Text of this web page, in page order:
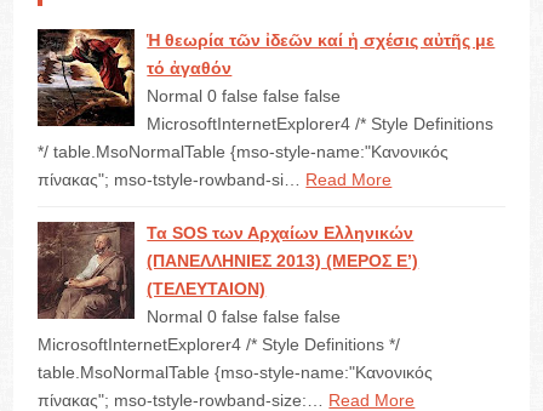
Ἡ θεωρία τῶν ἰδεῶν καί ἡ σχέσις αὐτῆς με
τό ἀγαθόν
Normal 0 false false false
MicrosoftInternetExplorer4 /* Style Definitions
*/ table.MsoNormalTable {mso-style-name:"Κανονικός
πίνακας"; mso-tstyle-rowband-si…
Read More
Τα SOS των Αρχαίων Ελληνικών
(ΠΑΝΕΛΛΗΝΙΕΣ 2013) (ΜΕΡΟΣ Ε’)
(ΤΕΛΕΥΤΑΙΟΝ)
Normal 0 false false false
MicrosoftInternetExplorer4 /* Style Definitions */
table.MsoNormalTable {mso-style-name:"Κανονικός
πίνακας"; mso-tstyle-rowband-size:…
Read More